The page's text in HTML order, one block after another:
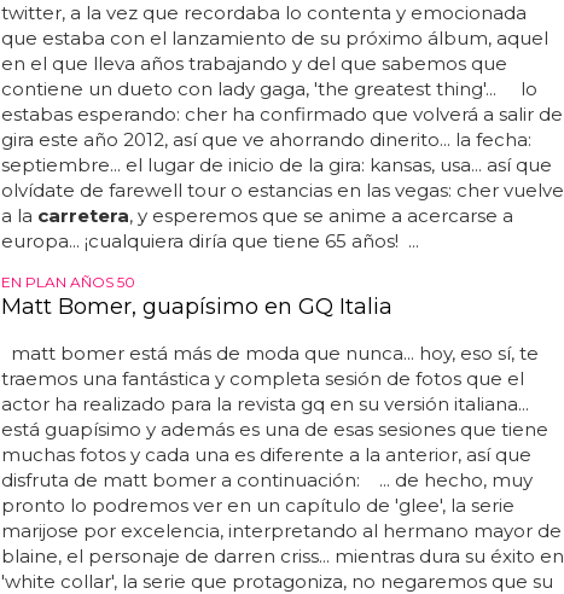
twitter, a la vez que recordaba lo contenta y emocionada
que estaba con el lanzamiento de su próximo álbum, aquel
en el que lleva años trabajando y del que sabemos que
contiene un dueto con lady gaga, 'the greatest thing'... lo
estabas esperando: cher ha confirmado que volverá a salir de
gira este año 2012, así que ve ahorrando dinerito... la fecha:
septiembre... el lugar de inicio de la gira: kansas, usa... así que
olvídate de farewell tour o estancias en las vegas: cher vuelve
a la carretera, y esperemos que se anime a acercarse a
europa... ¡cualquiera diría que tiene 65 años! ...
EN PLAN AÑOS 50
Matt Bomer, guapísimo en GQ Italia
matt bomer está más de moda que nunca... hoy, eso sí, te
traemos una fantástica y completa sesión de fotos que el
actor ha realizado para la revista gq en su versión italiana...
está guapísimo y además es una de esas sesiones que tiene
muchas fotos y cada una es diferente a la anterior, así que
disfruta de matt bomer a continuación: ... de hecho, muy
pronto lo podremos ver en un capítulo de 'glee', la serie
marijose por excelencia, interpretando al hermano mayor de
blaine, el personaje de darren criss... mientras dura su éxito en
'white collar', la serie que protagoniza, no negaremos que su